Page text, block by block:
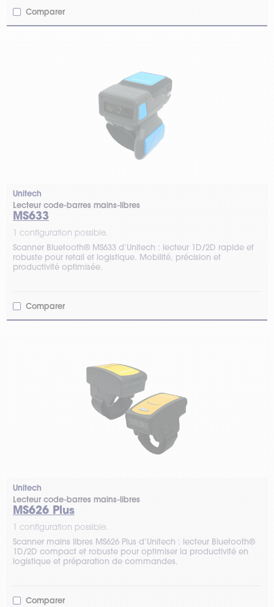
Comparer
Unitech
Lecteur code-barres mains-libres
MS633
1 configuration possible.
Scanner Bluetooth® MS633 d’Unitech : lecteur 1D/2D rapide et
robuste pour retail et logistique. Mobilité, précision et
productivité optimisée.
Comparer
Unitech
Lecteur code-barres mains-libres
MS626 Plus
1 configuration possible.
Scanner mains libres MS626 Plus d’Unitech : lecteur Bluetooth®
1D/2D compact et robuste pour optimiser la productivité en
logistique et préparation de commandes.
Comparer